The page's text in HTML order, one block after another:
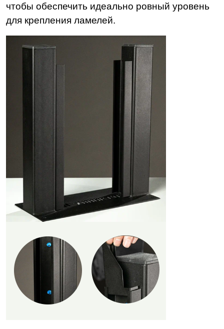
чтобы обеспечить идеально ровный уровень
для крепления ламелей.